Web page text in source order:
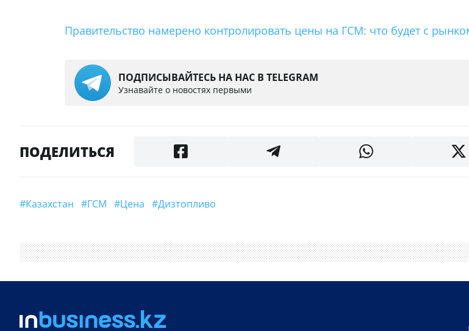
Правительство намерено контролировать цены на ГСМ: что будет с
ПОДПИСЫВАЙТЕСЬ НА НАС В TELEGRAM
Узнавайте о новостях первыми
ПОДЕЛИТЬСЯ
#Казахстан #ГСМ #Цена #дизтопливо